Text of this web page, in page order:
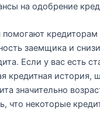
на одобрение
помогают кредиторам
заемщика и
Если у вас есть
кредитная история,
значительно
что некоторые